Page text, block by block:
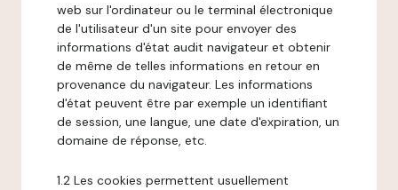
web sur l'ordinateur ou le terminal électronique
de l'utilisateur d'un site pour envoyer des
informations d'état audit navigateur et obtenir
de même de telles informations en retour en
provenance du navigateur. Les informations
d'état peuvent être par exemple un identifiant
de session, une langue, une date d'expiration, un
domaine de réponse, etc.
1.2 Les cookies permettent usuellement